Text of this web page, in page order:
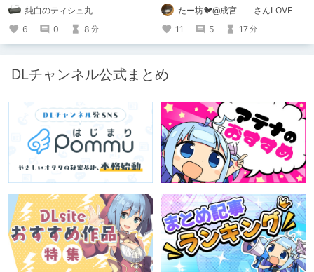
純白のティシュ丸
6
0 8 分
について～」の感想です。 妄想も多
いです。たー坊🐦@成宮 さんLOVE
11
5 17分
DLチャンネル公式まとめ